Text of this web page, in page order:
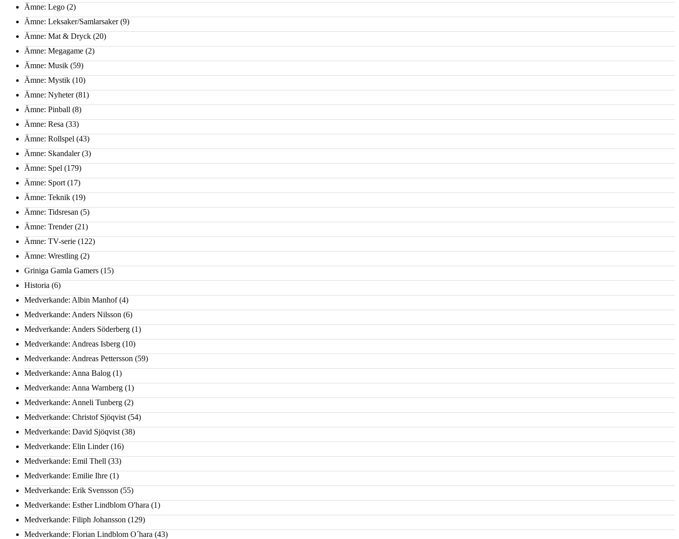
Ämne: Lego (2)
Ämne: Leksaker/Samlarsaker(9)
Ämne: Mat & Dryck (20)
Ämne: Megagame (2)
Ämne: Musik (59)
Ämne: Mystik (10)
Ämne: Nyheter(81)
Ämne: Pinball (8)
Ämne: Resa (33)
Ämne: Rollspel (43)
Ämne: Skandaler(3)
Ämne: Spel (179)
Ämne: Sport (17)
Ämne: Teknik (19)
Ämne: Tidsresan (5)
Ämne: Trender(21)
Ämne: TV-serie (122)
Ämne: Wrestling (2)
Griniga Gamla Gamers (15)
Historia (6)
Medverkande: Albin Manhof(4)
Medverkande: Anders Nilsson (6)
Medverkande: Anders Söderberg (1)
Medverkande: Andreas Isberg (10)
Medverkande: Andreas Pettersson (59)
Medverkande: Anna Balog (1)
Medverkande: Anna Warnberg (1)
Medverkande: Anneli Tunberg (2)
Medverkande: Christof Sjöqvist (54)
Medverkande: David Sjöqvist (38)
Medverkande: Elin Linder(16)
Medverkande: Emil Thell (33)
Medverkande: Emilie Ihre (1)
Medverkande: Erik Svensson (55)
Medverkande: Esther Lindblom O'hara (1)
Medverkande: Filiph Johansson (129)
Medverkande: Florian Lindblom O´hara (43)